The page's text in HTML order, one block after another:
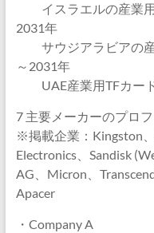
イスラエルの産業用
2031年
サウジアラビアの産
～2031年
UAE産業用TFカード
7 主要メーカーのプロ
※掲載企業：Kingston
Electronics、Sandisk
AG、Micron、
Apacer
・Company A